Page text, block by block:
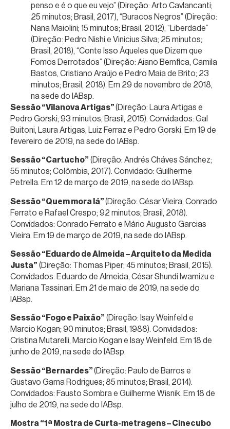
penso e é o que eu vejo” (Direção: Arto Cavlancanti;
25 minutos; Brasil, 2017), “Buracos Negros” (Direção:
Nana Maiolini; 15 minutos; Brasil, 2012), “Liberdade”
(Direção: Pedro Nishi e Vinicius Silva; 25 minutos;
Brasil, 2018), “Conte Isso Àqueles que Dizem que
Fomos Derrotados” (Direção: Aiano Bemfica, Camila
Bastos, Cristiano Araújo e Pedro Maia de Brito; 23
minutos; Brasil, 2018). Em 29 de novembro de 2018,
na sede do IABsp.
Sessão “Vilanova Artigas”(Direção: Laura Artigas e
Pedro Gorski; 93 minutos; Brasil, 2015). Convidados: Gal
Buitoni, Laura Artigas, Luiz Ferraz e Pedro Gorski. Em 19 de
fevereiro de 2019, na sede do IABsp.
Sessão “Cartucho” (Direção: Andrés Cháves Sánchez;
55 minutos; Colômbia, 2017). Convidado: Guilherme
Petrella. Em 12 de março de 2019, na sede do IABsp.
Sessão “Quem mora lá”(Direção: César Vieira, Conrado
Ferrato e Rafael Crespo; 92 minutos; Brasil, 2018).
Convidados: Conrado Ferrato e Mário Augusto Garcias
Vieira. Em 19 de março de 2019, na sede do IABsp.
Sessão “Eduardo de Almeida – Arquiteto da Medida
Justa” (Direção: Thomas Piper; 45 minutos; Brasil, 2015).
Convidados: Eduardo de Almeida, César Shundi Iwamizu e
Mariana Tassinari. Em 21 de maio de 2019, na sede do
IABsp.
Sessão “Fogo e Paixão” (Direção: Isay Weinfeld e
Marcio Kogan; 90 minutos; Brasil, 1988). Convidados:
Cristina Mutarelli, Marcio Kogan e Isay Weinfeld. Em 18 de
junho de 2019, na sede do IABsp.
Sessão “Bernardes”(Direção: Paulo de Barros e
Gustavo Gama Rodrigues; 85 minutos; Brasil, 2014).
Convidados: Fausto Sombra e Guilherme Wisnik. Em 18 de
julho de 2019, na sede do IABsp.
Mostra “1ª Mostra de Curta-metragens – Cinecubo